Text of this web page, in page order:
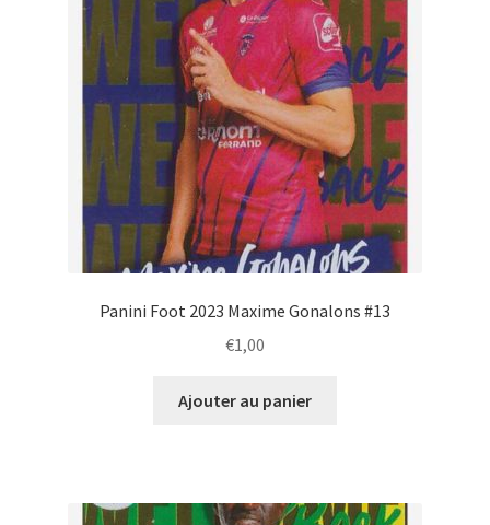
Panini Foot 2023 Maxime Gonalons #13
€1,00
Ajouter au panier